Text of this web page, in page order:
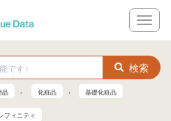
メ
ニ
ー
検索
品 化粧品 基礎化粧品
フィニティ